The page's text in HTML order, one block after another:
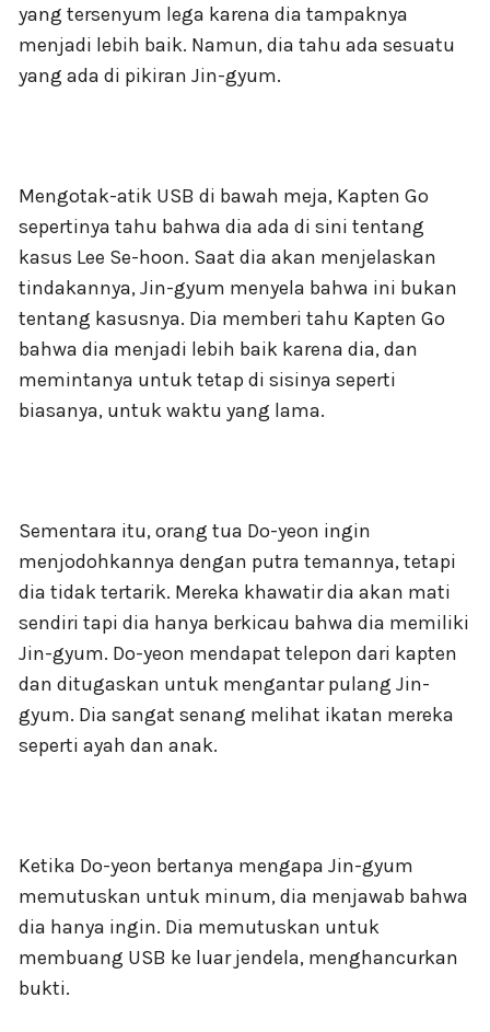
yang tersenyum lega karena dia tampaknya
menjadi lebih baik. Namun, dia tahu ada sesuatu
yang ada di pikiran Jin-gyum.
Mengotak-atik USB di bawah meja, Kapten Go
sepertinya tahu bahwa dia ada di sini tentang
kasus Lee Se-hoon. Saat dia akan menjelaskan
tindakannya, Jin-gyum menyela bahwa ini bukan
tentang kasusnya. Dia memberi tahu Kapten Go
bahwa dia menjadi lebih baik karena dia, dan
memintanya untuk tetap di sisinya seperti
biasanya, untuk waktu yang lama.
Sementara itu, orang tua Do-yeon ingin
menjodohkannya dengan putra temannya, tetapi
dia tidak tertarik. Mereka khawatir dia akan mati
sendiri tapi dia hanya berkicau bahwa dia memiliki
Jin-gyum. Do-yeon mendapat telepon dari kapten
dan ditugaskan untuk mengantar pulang Jin-
gyum. Dia sangat senang melihat ikatan mereka
seperti ayah dan anak.
Ketika Do-yeon bertanya mengapa Jin-gyum
memutuskan untuk minum, dia menjawab bahwa
dia hanya ingin. Dia memutuskan untuk
membuang USB ke luar jendela, menghancurkan
bukti.